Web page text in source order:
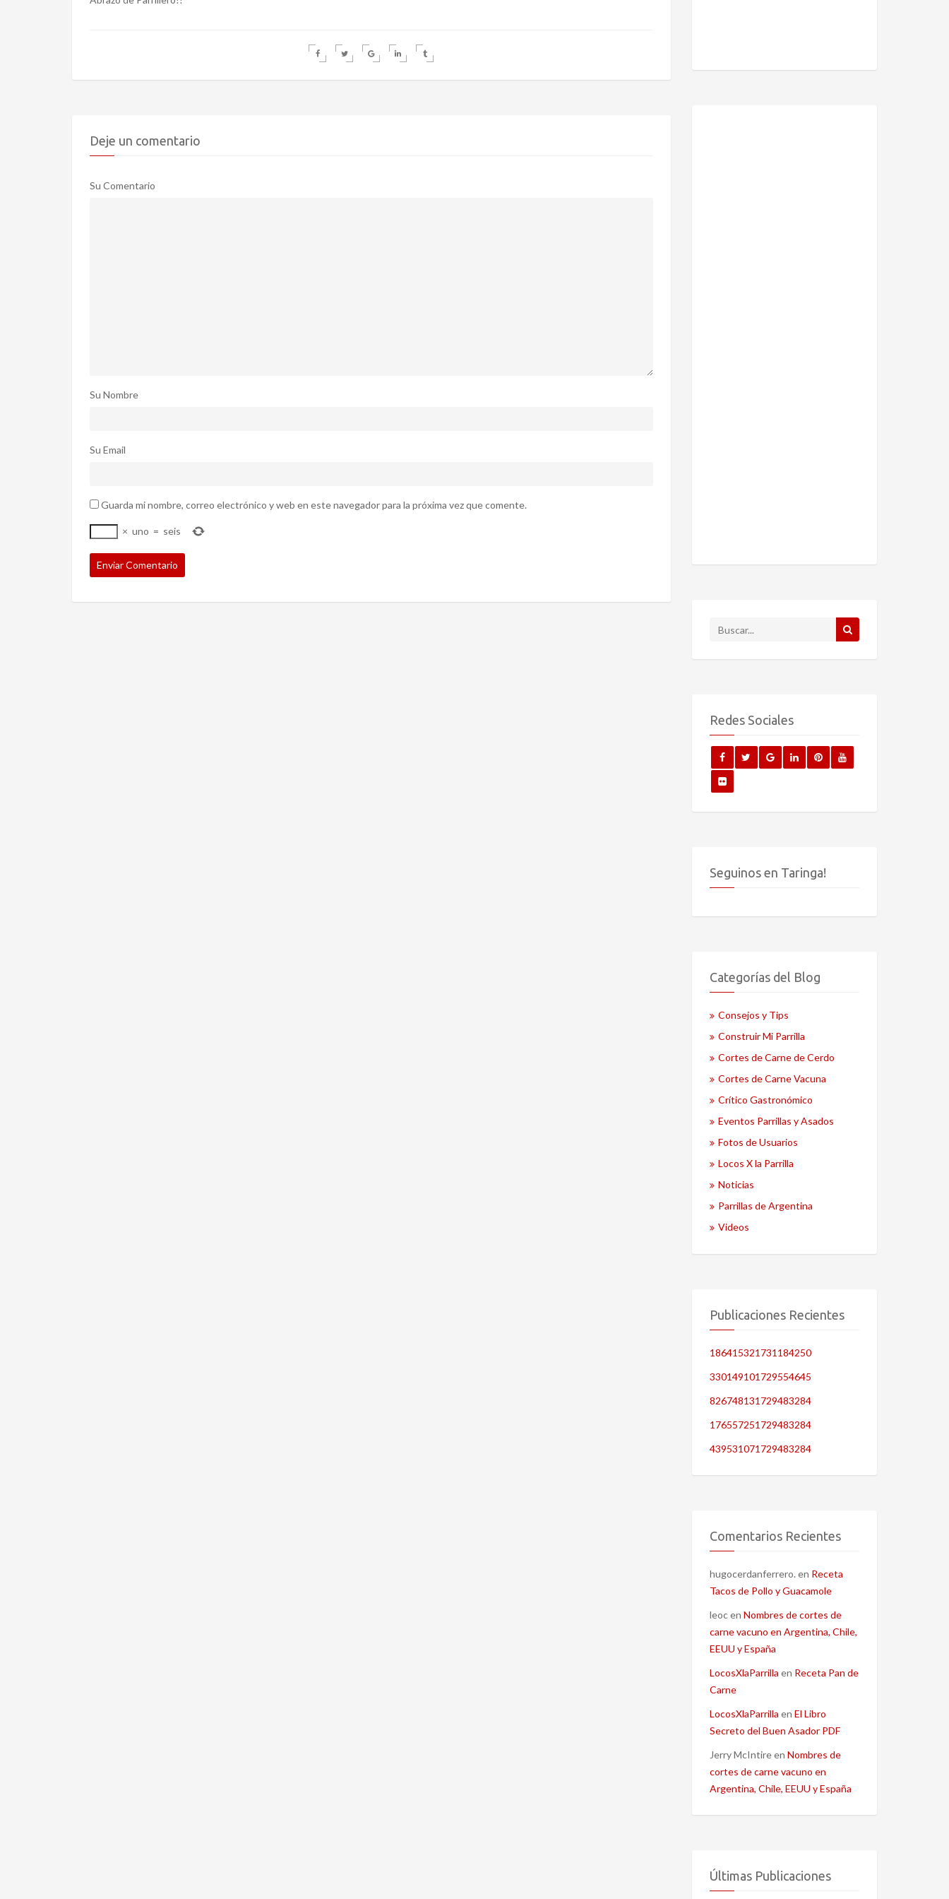
Deje un comentario
Su Comentario
Su Nombre
Su Email
Guarda mi nombre, correo electrónico y web en este navegador para la próxima vez que comente.
× uno = seis
Redes Sociales
Seguinos en Taringa!
Categorías del Blog
Consejos y Tips
Construir Mi Parrilla
Cortes de Carne de Cerdo
Cortes de Carne Vacuna
Crítico Gastronómico
Eventos Parrillas y Asados
Fotos de Usuarios
Locos X la Parrilla
Noticias
Parrillas de Argentina
Videos
Publicaciones Recientes
186415321731184250
330149101729554645
826748131729483284
176557251729483284
439531071729483284
Comentarios Recientes
hugocerdanferrero. en Receta
Tacos de Pollo y Guacamole
leocen Nombres de cortes de
carne vacuno en Argentina, Chile,
EEUU y España
LocosXlaParrilla en Receta Pan de
Carne
LocosXlaParrilla en El Libro
Secreto del Buen Asador PDF
Jerry McIntireen Nombres de
cortes de carne vacuno en
Argentina, Chile, EEUU y España
Últimas Publicaciones